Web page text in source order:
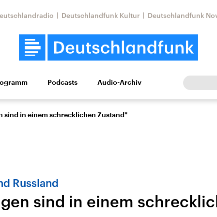
Deutschlandfunk Kultur Deutschlandfunk
Wissen Kultur Europa
Beiträge,
Nahostkonflikt
Iran
Podcasts Audio-Archiv
sind in einem schrecklichen Zustand"
Russland
sind in einem